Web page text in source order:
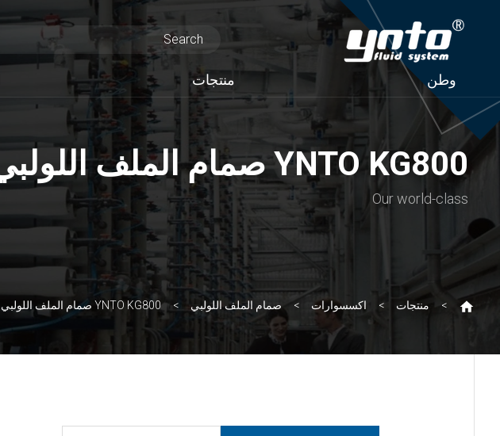
وطن منتجات
YNTO KG800 صمام الملف اللولبي الفردي والمزدوج المقاوم للانفجار
Our world-class
منتجات اكسسوارات صمام الملف اللولبي YNTO KG800 صمام الملف اللولبي الفردي والمزدوج المقاوم للانفجار